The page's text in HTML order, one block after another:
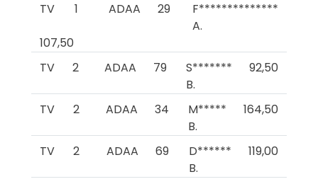
TV 1 ADAA 29
F**************
A.
107,50
TV
2 ADAA 79
S*******
B.
92,50
TV 2 ADAA 34
M*****
B.
164,50
TV 2 ADAA 69
D******
B.
119,00